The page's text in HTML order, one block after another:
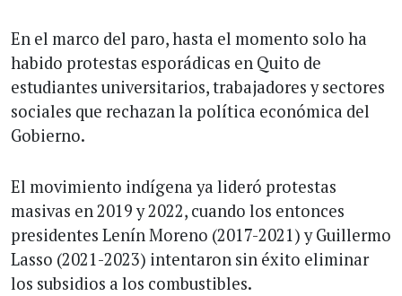
En el marco del paro, hasta el momento solo ha
habido protestas esporádicas en Quito de
estudiantes universitarios, trabajadores y sectores
sociales que rechazan la política económica del
Gobierno.
El movimiento indígena ya lideró protestas
masivas en 2019 y 2022, cuando los entonces
presidentes Lenín Moreno (2017-2021) y Guillermo
Lasso (2021-2023) intentaron sin éxito eliminar
los subsidios a los combustibles.